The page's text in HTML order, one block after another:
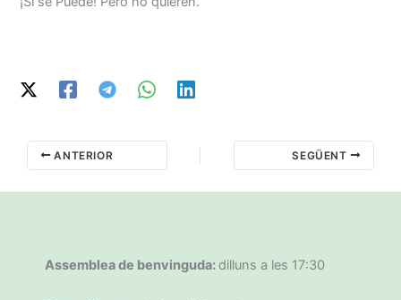
ANTERIOR SEGÜENT
Assemblea de benvinguda: dilluns a les 17:30